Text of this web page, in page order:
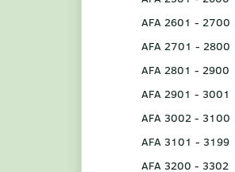
AFA 2601 - 2700
AFA 2701 - 2800
AFA 2801 - 2900
AFA 2901 - 3001
AFA 3002 - 3100
AFA 3101 - 3199
AFA 3200 - 3302